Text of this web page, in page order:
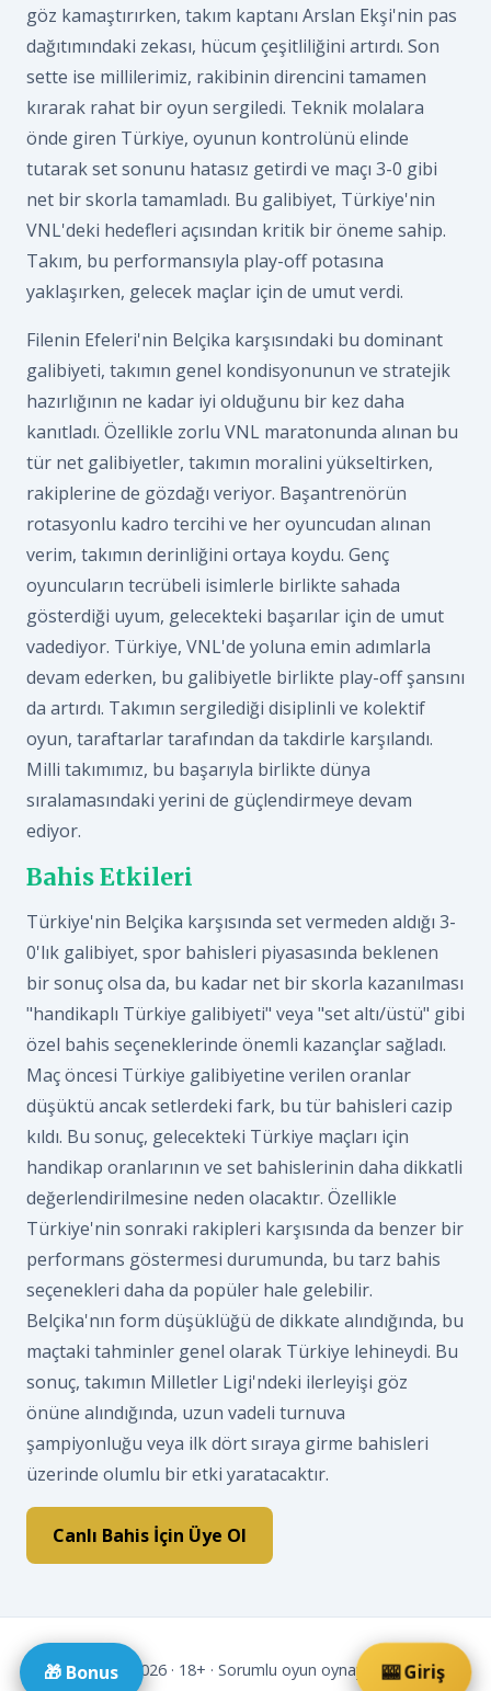
göz kamaştırırken, takım kaptanı Arslan Ekşi'nin pas
dağıtımındaki zekası, hücum çeşitliliğini artırdı. Son
sette ise millilerimiz, rakibinin direncini tamamen
kırarak rahat bir oyun sergiledi. Teknik molalara
önde giren Türkiye, oyunun kontrolünü elinde
tutarak set sonunu hatasız getirdi ve maçı 3-0 gibi
net bir skorla tamamladı. Bu galibiyet, Türkiye'nin
VNL'deki hedefleri açısından kritik bir öneme sahip.
Takım, bu performansıyla play-off potasına
yaklaşırken, gelecek maçlar için de umut verdi.
Filenin Efeleri'nin Belçika karşısındaki bu dominant
galibiyeti, takımın genel kondisyonunun ve stratejik
hazırlığının ne kadar iyi olduğunu bir kez daha
kanıtladı. Özellikle zorlu VNL maratonunda alınan bu
tür net galibiyetler, takımın moralini yükseltirken,
rakiplerine de gözdağı veriyor. Başantrenörün
rotasyonlu kadro tercihi ve her oyuncudan alınan
verim, takımın derinliğini ortaya koydu. Genç
oyuncuların tecrübeli isimlerle birlikte sahada
gösterdiği uyum, gelecekteki başarılar için de umut
vadediyor. Türkiye, VNL'de yoluna emin adımlarla
devam ederken, bu galibiyetle birlikte play-off şansını
da artırdı. Takımın sergilediği disiplinli ve kolektif
oyun, taraftarlar tarafından da takdirle karşılandı.
Milli takımımız, bu başarıyla birlikte dünya
sıralamasındaki yerini de güçlendirmeye devam
ediyor.
Bahis Etkileri
Türkiye'nin Belçika karşısında set vermeden aldığı 3-
0'lık galibiyet, spor bahisleri piyasasında beklenen
bir sonuç olsa da, bu kadar net bir skorla kazanılması
"handikaplı Türkiye galibiyeti" veya "set altı/üstü" gibi
özel bahis seçeneklerinde önemli kazançlar sağladı.
Maç öncesi Türkiye galibiyetine verilen oranlar
düşüktü ancak setlerdeki fark, bu tür bahisleri cazip
kıldı. Bu sonuç, gelecekteki Türkiye maçları için
handikap oranlarının ve set bahislerinin daha dikkatli
değerlendirilmesine neden olacaktır. Özellikle
Türkiye'nin sonraki rakipleri karşısında da benzer bir
performans göstermesi durumunda, bu tarz bahis
seçenekleri daha da popüler hale gelebilir.
Belçika'nın form düşüklüğü de dikkate alındığında, bu
maçtaki tahminler genel olarak Türkiye lehineydi. Bu
sonuç, takımın Milletler Ligi'ndeki ilerleyişi göz
önüne alındığında, uzun vadeli turnuva
şampiyonluğu veya ilk dört sıraya girme bahisleri
üzerinde olumlu bir etki yaratacaktır.
Canlı Bahis İçin Üye Ol
🎰 Giriş
🎁 Bonus© 2026 · 18+ · Sorumlu oyun oynayin.